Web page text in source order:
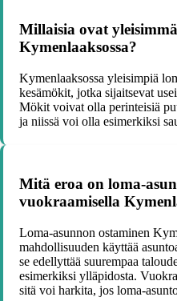
Millaisia ovat
Kymenlaaksossa?
Kymenlaaksossa yleisimpiä
kesämökit, jotka sijaitsevat
Mökit voivat olla perinteisiä
ja niissä voi olla esimerkiksi
Mitä eroa on loma-
vuokraamisella
Loma-asunnon ostaminen
mahdollisuuden käyttää
se edellyttää suurempaa
esimerkiksi ylläpidosta.
sitä voi harkita, jos loma-